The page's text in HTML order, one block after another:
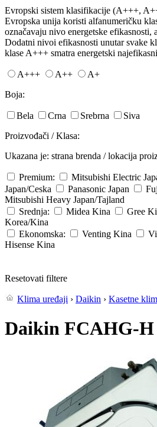
Evropski sistem klasifikacije (A+++,
Evropska unija koristi alfanumeričku
označavaju nivo energetske efikasnosti,
Dodatni nivoi efikasnosti unutar svake
klase A+++ smatra energetski
A+++ A++
A+
Boja:
Bela Crna Srebrna
Siva
Proizvođači / Klasa:
Ukazana je: strana brenda / lokacija
Premium: Mitsubishi Electric
Japan/Ceska
Panasonic Japan
Mitsubishi Heavy Japan/Tajland
Srednja:
Midea Kina Gree
Korea/Kina
Ekonomska:
Venting Kina
Hisense Kina
Resetovati filtere
Klima uređaji › Daikin › Kasetne
Daikin FCAHG-H